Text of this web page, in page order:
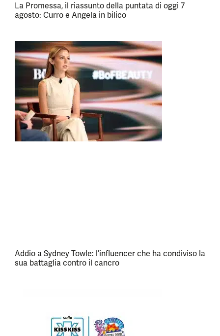
La Promessa, il riassunto della puntata di oggi 7
agosto: Curro e Angela in bilico
Addio a Sydney Towle: l’influencer che ha condiviso la
sua battaglia contro il cancro